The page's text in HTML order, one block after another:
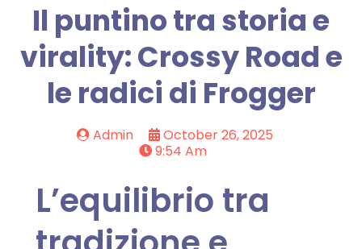
Il puntino tra storia e
virality: Crossy Road e
le radici di Frogger
Admin
October 26, 2025
9:54 Am
L’equilibrio tra